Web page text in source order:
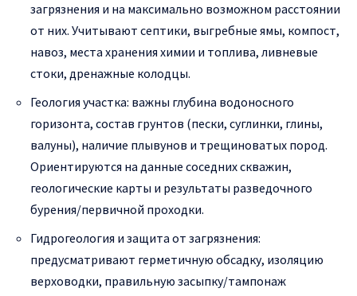
загрязнения и на максимально возможном расстоянии
от них. Учитывают септики, выгребные ямы, компост,
навоз, места хранения химии и топлива, ливневые
стоки, дренажные колодцы.
Геология участка: важны глубина водоносного
горизонта, состав грунтов (пески, суглинки, глины,
валуны), наличие плывунов и трещиноватых пород.
Ориентируются на данные соседних скважин,
геологические карты и результаты разведочного
бурения/первичной проходки.
Гидрогеология и защита от загрязнения:
предусматривают герметичную обсадку, изоляцию
верховодки, правильную засыпку/тампонаж